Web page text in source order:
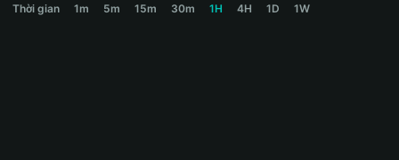
Thời gian 1m 5m 15m 30m 1H 4H 1D 1W